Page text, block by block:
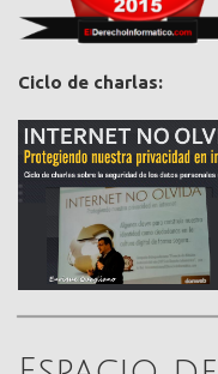
Ciclo de charlas: